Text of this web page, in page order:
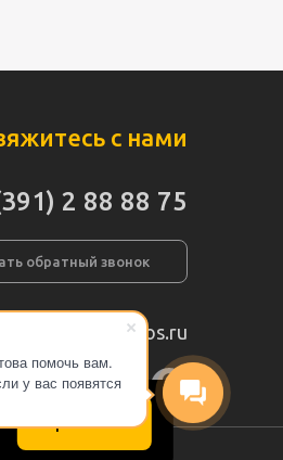
помочь вам.
у вас появятся
Принимаю
с нами
2 88 88 75
обратный звонок
info@pogos.ru